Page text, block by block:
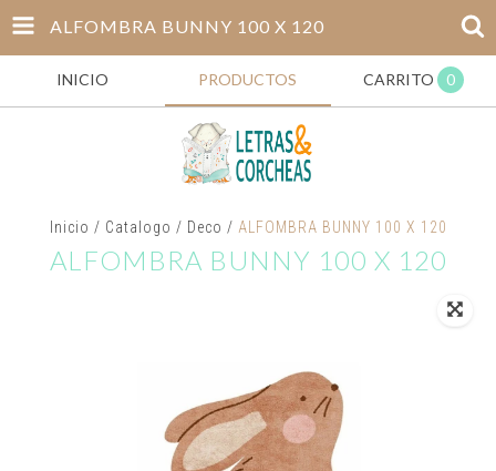
ALFOMBRA BUNNY 100 X 120
INICIO PRODUCTOS CARRITO 0
Inicio / Catalogo / Deco / ALFOMBRA BUNNY 100 X 120
ALFOMBRA BUNNY 100 X 120